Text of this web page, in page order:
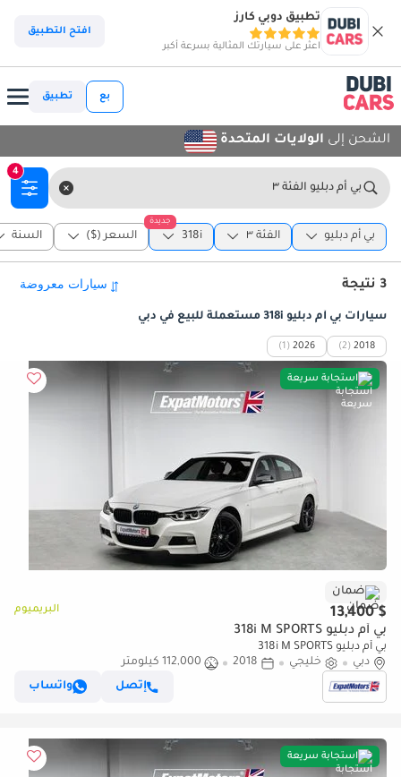
تطبيق دوبي كارز
اعثر على سيارتك المثالية بسرعة أكبر
افتح التطبيق
بع تطبيق
الشحن إلى الولايات المتحدة
بي أم دبليو الفئة ٣
4
بي أم دبليو الفئة ٣
جديدة
318i السعر ($) السنة
3 نتيجة
سيارات بي أم دبليو 318i مستعملة للبيع في دبي
2018
(2)
2026
(1)
استجابة سريعة
ضمان
$ 13,400 البريميوم
بي أم دبليو 318i M SPORTS
بي أم دبليو 318i M SPORTS
دبي
خليجي 2018
112,000 كيلومتر
إتصل
واتساب
استجابة سريعة